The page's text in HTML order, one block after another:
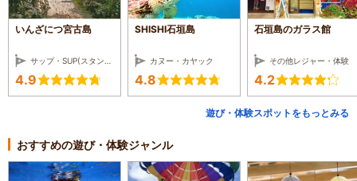
いんざにつ宮古島
4.9
SHISHI石垣島
カヌー・カヤック
4.8
石垣島のガラス館
その他レジャー・体験
4.2
遊び・体験スポットをもっとみる
おすすめの遊び・体験ジャンル